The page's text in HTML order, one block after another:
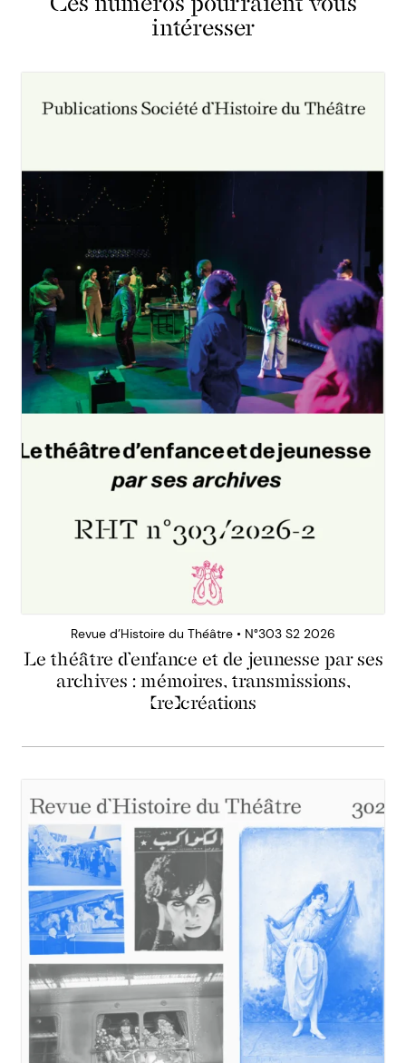
intéresser
Revue d’Histoire du Théâtre • N°303 S2 2026
Le théâtre d’enfance et de jeunesse par ses
archives : mémoires, transmissions,
(re)créations